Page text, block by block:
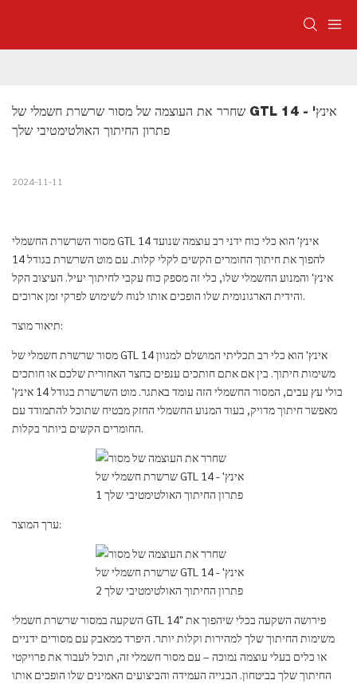
שחרר את העוצמה של מסור שרשרת חשמלי של GTL 14 אינץ' -
פתרון החיתוך האולטימטיבי שלך
2024-11-11
מסור השרשרת החשמלי GTL 14 אינץ' הוא כלי כוח ידני רב עוצמה שנועד
להפוך את חיתוך החומרים הקשים לקלי קלות. עם מוט השרשרת בגודל 14
אינץ' והמנוע החשמלי שלו, כלי זה מספק כוח עקבי לחיתוך יעיל. העיצוב הקל
והידית הארגונומית שלו הופכים אותו לנוח לשימוש לפרקי זמן ארוכים.
תיאור מוצר:
מסור שרשרת חשמלי של GTL 14 אינץ' הוא כלי רב תכליתי המושלם למגוון
משימות חיתוך. בין אם אתם חותכים ענפים בחצר האחורית שלכם או חותכים
בולי עץ עבים, המסור החשמלי הזה עומד באתגר. מוט השרשרת בגודל 14 אינץ'
מאפשר חיתוך מדויק, בעוד המנוע החשמלי החזק מבטיח שתוכל להתמודד עם
החומרים הקשים ביותר בקלות.
ערך המוצר:
השקעה במסור שרשרת חשמלי GTL 14" פירושה השקעה בכלי שיהפוך את
משימות החיתוך שלך למהירות וקלות יותר. היפרד ממאבק עם מסורים ידניים
או כלים בעלי עוצמה נמוכה – עם מסור חשמלי זה, תוכל לעבור את פרויקטי
החיתוך שלך בביטחון. הבנייה העמידה והביצועים האמינים שלו הופכים אותו